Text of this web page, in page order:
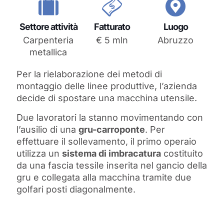
Settore attività
Carpenteria
metallica
Fatturato
€ 5 mln
Luogo
Abruzzo
Per la rielaborazione dei metodi di
montaggio delle linee produttive, l’azienda
decide di spostare una macchina utensile.
Due lavoratori la stanno movimentando con
l’ausilio di una gru-carroponte. Per
effettuare il sollevamento, il primo operaio
utilizza un sistema di imbracatura costituito
da una fascia tessile inserita nel gancio della
gru e collegata alla macchina tramite due
golfari posti diagonalmente.